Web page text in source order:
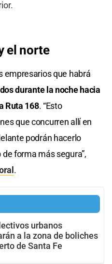
el norte
empresarios que habrá
durante la noche hacia
Ruta 168. “Esto
que concurren allí en
podrán hacerlo
forma más segura”,
.
urbanos
a la zona de boliches
de Santa Fe